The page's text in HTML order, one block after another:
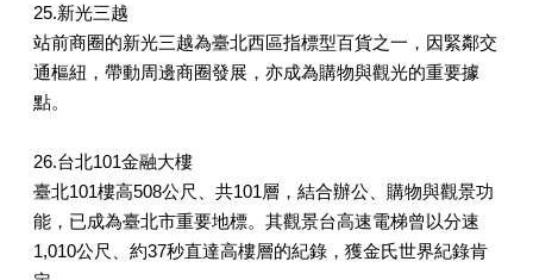
25.新光三越
站前商圈的新光三越為臺北西區指標型百貨之一，因緊鄰交
通樞紐，帶動周邊商圈發展，亦成為購物與觀光的重要據
點。
26.台北101金融大樓
臺北101樓高508公尺、共101層，結合辦公、購物與觀景功
能，已成為臺北市重要地標。其觀景台高速電梯曾以分速
1,010公尺、約37秒直達高樓層的紀錄，獲金氏世界紀錄肯